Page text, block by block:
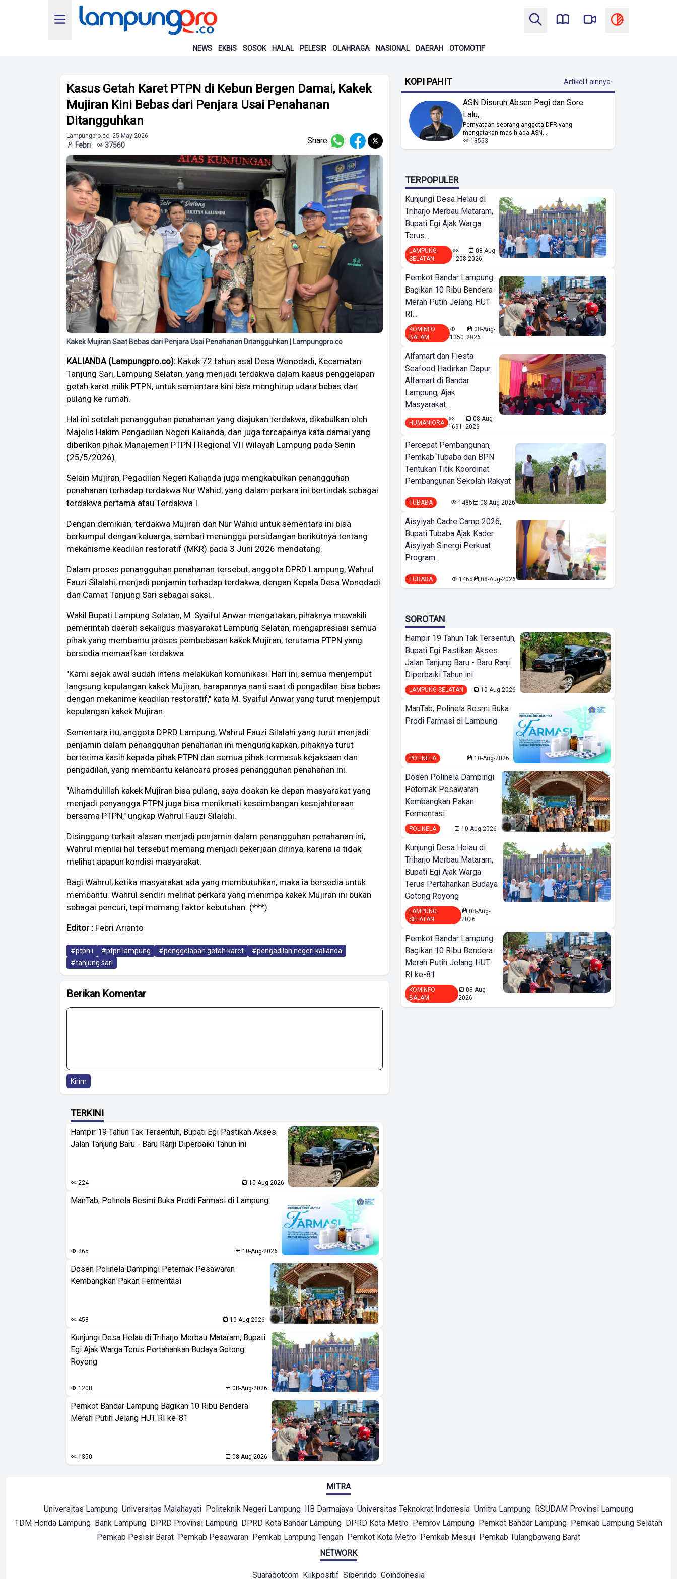
NEWS EKBIS SOSOK HALAL PELESIR OLAHRAGA NASIONAL DAERAH OTOMOTIF
Kasus Getah Karet PTPN di Kebun Bergen Damai, Kakek
Mujiran Kini Bebas dari Penjara Usai Penahanan
Ditangguhkan
Lampungpro.co, 25-May-2026
Febri 37560 Share
Kakek Mujiran Saat Bebas dari Penjara Usai Penahanan Ditangguhkan | Lampungpro.co
KALIANDA (Lampungpro.co): Kakek 72 tahun asal Desa Wonodadi, Kecamatan
Tanjung Sari, Lampung Selatan, yang menjadi terdakwa dalam kasus penggelapan
getah karet milik PTPN, untuk sementara kini bisa menghirup udara bebas dan
pulang ke rumah.
Hal ini setelah penangguhan penahanan yang diajukan terdakwa, dikabulkan oleh
Majelis Hakim Pengadilan Negeri Kalianda, dan juga tercapainya kata damai yang
diberikan pihak Manajemen PTPN I Regional VII Wilayah Lampung pada Senin
(25/5/2026).
Selain Mujiran, Pegadilan Negeri Kalianda juga mengkabulkan penangguhan
penahanan terhadap terdakwa Nur Wahid, yang dalam perkara ini bertindak sebagai
terdakwa pertama atau Terdakwa I.
Dengan demikian, terdakwa Mujiran dan Nur Wahid untuk sementara ini bisa
berkumpul dengan keluarga, sembari menunggu persidangan berikutnya tentang
mekanisme keadilan restoratif (MKR) pada 3 Juni 2026 mendatang.
Dalam proses penangguhan penahanan tersebut, anggota DPRD Lampung, Wahrul
Fauzi Silalahi, menjadi penjamin terhadap terdakwa, dengan Kepala Desa Wonodadi
dan Camat Tanjung Sari sebagai saksi.
Wakil Bupati Lampung Selatan, M. Syaiful Anwar mengatakan, pihaknya mewakili
pemerintah daerah sekaligus masyarakat Lampung Selatan, mengapresiasi semua
pihak yang membantu proses pembebasan kakek Mujiran, terutama PTPN yang
bersedia memaafkan terdakwa.
"Kami sejak awal sudah intens melakukan komunikasi. Hari ini, semua menjemput
langsung kepulangan kakek Mujiran, harapannya nanti saat di pengadilan bisa bebas
dengan mekanime keadilan restoratif," kata M. Syaiful Anwar yang turut menjemput
kepulangan kakek Mujiran.
Sementara itu, anggota DPRD Lampung, Wahrul Fauzi Silalahi yang turut menjadi
penjamin dalam penangguhan penahanan ini mengungkapkan, pihaknya turut
berterima kasih kepada pihak PTPN dan semua pihak termasuk kejaksaan dan
pengadilan, yang membantu kelancara proses penangguhan penahanan ini.
"Alhamdulillah kakek Mujiran bisa pulang, saya doakan ke depan masyarakat yang
menjadi penyangga PTPN juga bisa menikmati keseimbangan kesejahteraan
bersama PTPN," ungkap Wahrul Fauzi Silalahi.
Disinggung terkait alasan menjadi penjamin dalam penangguhan penahanan ini,
Wahrul menilai hal tersebut memang menjadi pekerjaan dirinya, karena ia tidak
melihat apapun kondisi masyarakat.
Bagi Wahrul, ketika masyarakat ada yang membutuhkan, maka ia bersedia untuk
membantu. Wahrul sendiri melihat perkara yang menimpa kakek Mujiran ini bukan
sebagai pencuri, tapi memang faktor kebutuhan. (***)
Editor : Febri Arianto
#ptpn i #ptpn lampung #penggelapan getah karet
#pengadilan negeri kalianda
#tanjung sari
Berikan Komentar
Kirim
TERKINI
Hampir 19 Tahun Tak Tersentuh, Bupati Egi Pastikan Akses
Jalan Tanjung Baru - Baru Ranji Diperbaiki Tahun ini
224 10-Aug-2026
ManTab, Polinela Resmi Buka Prodi Farmasi di Lampung
265 10-Aug-2026
Dosen Polinela Dampingi Peternak Pesawaran
Kembangkan Pakan Fermentasi
458 10-Aug-2026
Kunjungi Desa Helau di Triharjo Merbau Mataram, Bupati
Egi Ajak Warga Terus Pertahankan Budaya Gotong
Royong
1208 08-Aug-2026
Pemkot Bandar Lampung Bagikan 10 Ribu Bendera
Merah Putih Jelang HUT RI ke-81
1350 08-Aug-2026
KOPI PAHIT Artikel Lainnya
ASN Disuruh Absen Pagi dan Sore.
Lalu,...
Pernyataan seorang anggota DPR yang
mengatakan masih ada ASN...
13553
TERPOPULER
Kunjungi Desa Helau di
Triharjo Merbau Mataram,
Bupati Egi Ajak Warga
Terus...
LAMPUNG
SELATAN
1208
08-Aug-
2026
Pemkot Bandar Lampung
Bagikan 10 Ribu Bendera
Merah Putih Jelang HUT
RI...
KOMINFO
BALAM
1350
08-Aug-
2026
Alfamart dan Fiesta
Seafood Hadirkan Dapur
Alfamart di Bandar
Lampung, Ajak
Masyarakat...
HUMANIORA
1691
08-Aug-
2026
Percepat Pembangunan,
Pemkab Tubaba dan BPN
Tentukan Titik Koordinat
Pembangunan Sekolah Rakyat
TUBABA 1485 08-Aug-2026
Aisyiyah Cadre Camp 2026,
Bupati Tubaba Ajak Kader
Aisyiyah Sinergi Perkuat
Program...
TUBABA 1465 08-Aug-2026
SOROTAN
Hampir 19 Tahun Tak Tersentuh,
Bupati Egi Pastikan Akses
Jalan Tanjung Baru - Baru Ranji
Diperbaiki Tahun ini
LAMPUNG SELATAN 10-Aug-2026
ManTab, Polinela Resmi Buka
Prodi Farmasi di Lampung
POLINELA 10-Aug-2026
Dosen Polinela Dampingi
Peternak Pesawaran
Kembangkan Pakan
Fermentasi
POLINELA 10-Aug-2026
Kunjungi Desa Helau di
Triharjo Merbau Mataram,
Bupati Egi Ajak Warga
Terus Pertahankan Budaya
Gotong Royong
LAMPUNG
SELATAN
08-Aug-
2026
Pemkot Bandar Lampung
Bagikan 10 Ribu Bendera
Merah Putih Jelang HUT
RI ke-81
KOMINFO
BALAM
08-Aug-
2026
MITRA
Universitas Lampung Universitas Malahayati Politeknik Negeri Lampung IIB Darmajaya Universitas Teknokrat Indonesia Umitra Lampung RSUDAM Provinsi Lampung
TDM Honda Lampung Bank Lampung DPRD Provinsi Lampung DPRD Kota Bandar Lampung DPRD Kota Metro Pemrov Lampung Pemkot Bandar Lampung Pemkab Lampung Selatan
Pemkab Pesisir Barat Pemkab Pesawaran Pemkab Lampung Tengah Pemkot Kota Metro Pemkab Mesuji Pemkab Tulangbawang Barat
NETWORK
Suaradotcom Klikpositif Siberindo Goindonesia